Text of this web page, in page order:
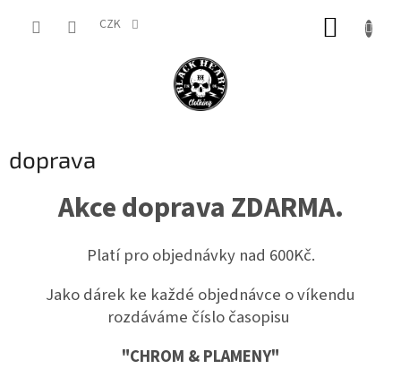
CZK
doprava
Akce doprava ZDARMA.
Platí pro objednávky nad 600Kč.
Jako dárek ke každé objednávce o víkendu
rozdáváme číslo časopisu
"CHROM & PLAMENY"